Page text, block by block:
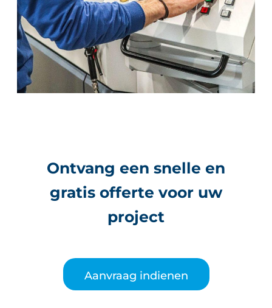
Ontvang een snelle en
gratis offerte voor uw
project
Aanvraag indienen